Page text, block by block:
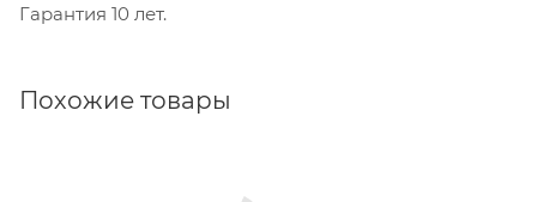
Гарантия 10 лет.
Похожие товары